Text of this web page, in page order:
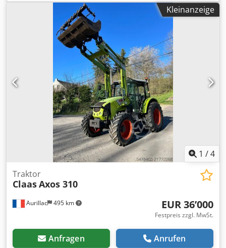
Klimaanlage * Vorderrad-Lenkung * Allrad-Lenkung *
Hundegang -----Interne Fahrzeugnummer: 11072----
Irrtümer & Zwischenverkauf vorbehalten WhatsApp-
Support verfügbar! Bei Fragen zum Fahrzeug oder für
weitere Infos schreiben Sie uns gerne bequem per
WhatsApp Chodpfswta Dvex Ak Tea Whatsapp Whatsapp
Kleinanzeige
1 /4
Aurillac 495 km
Traktor
ClaasAxos 310
EUR 36’000
Festpreis zzgl. MwSt.
Anfragen Anrufen